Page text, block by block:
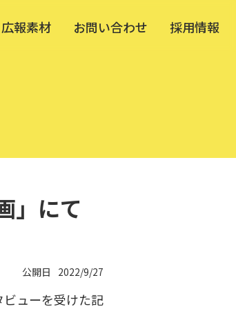
」にて
公開日 2022/9/27
ューを受けた記
広報素材 お問い合わせ 採用情報